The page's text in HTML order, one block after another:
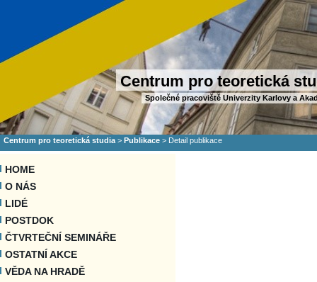
Centrum pro teoretická
Společné pracoviště Univerzity Karlovy a
Centrum pro teoretická studia > Publikace > Detail publikace
HOME
O NÁS
LIDÉ
POSTDOK
ČTVRTEČNÍ SEMINÁŘE
OSTATNÍ AKCE
VĚDA NA HRADĚ